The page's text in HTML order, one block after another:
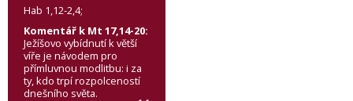
Hab 1,12-2,4;
Komentář k Mt 17,14-20:
Ježíšovo vybídnutí k větší
víře je návodem pro
přímluvnou modlitbu: i za
ty, kdo trpí rozpolceností
dnešního světa.